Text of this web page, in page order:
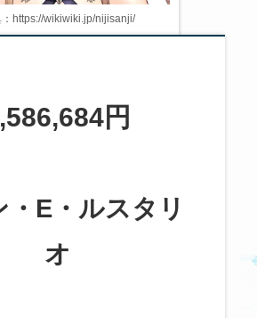
：https://wikiwiki.jp/nijisanji/
円
・E・ルスタリ
オ